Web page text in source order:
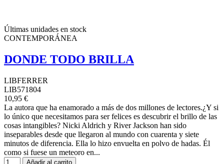
Últimas unidades en stock
CONTEMPORÁNEA
DONDE TODO BRILLA
LIBFERRER
LIB571804
10,95 €
La autora que ha enamorado a más de dos millones de lectores.¿Y si
lo único que necesitamos para ser felices es descubrir el brillo de las
cosas intangibles? Nicki Aldrich y River Jackson han sido
inseparables desde que llegaron al mundo con cuarenta y siete
minutos de diferencia. Ella lo hizo envuelta en polvo de hadas. Él
como si fuese un meteoro en...
Añadir al carrito